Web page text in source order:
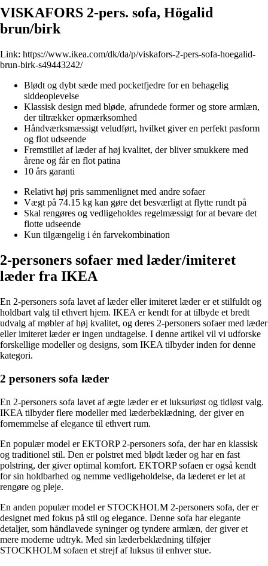
VISKAFORS 2-pers. sofa, Högalid
brun/birk
Link: https://www.ikea.com/dk/da/p/viskafors-2-pers-sofa-hoegalid-
brun-birk-s49443242/
Blødt og dybt sæde med pocketfjedre for en behagelig
siddeoplevelse
Klassisk design med bløde, afrundede former og store armlæn,
der tiltrækker opmærksomhed
Håndværksmæssigt veludført, hvilket giver en perfekt pasform
og flot udseende
Fremstillet af læder af høj kvalitet, der bliver smukkere med
årene og får en flot patina
10 års garanti
Relativt høj pris sammenlignet med andre sofaer
Vægt på 74.15 kg kan gøre det besværligt at flytte rundt på
Skal rengøres og vedligeholdes regelmæssigt for at bevare det
flotte udseende
Kun tilgængelig i én farvekombination
2-personers sofaer med læder/imiteret
læder fra IKEA
En 2-personers sofa lavet af læder eller imiteret læder er et stilfuldt og
holdbart valg til ethvert hjem. IKEA er kendt for at tilbyde et bredt
udvalg af møbler af høj kvalitet, og deres 2-personers sofaer med læder
eller imiteret læder er ingen undtagelse. I denne artikel vil vi udforske
forskellige modeller og designs, som IKEA tilbyder inden for denne
kategori.
2 personers sofa læder
En 2-personers sofa lavet af ægte læder er et luksuriøst og tidløst valg.
IKEA tilbyder flere modeller med læderbeklædning, der giver en
fornemmelse af elegance til ethvert rum.
En populær model er EKTORP 2-personers sofa, der har en klassisk
og traditionel stil. Den er polstret med blødt læder og har en fast
polstring, der giver optimal komfort. EKTORP sofaen er også kendt
for sin holdbarhed og nemme vedligeholdelse, da læderet er let at
rengøre og pleje.
En anden populær model er STOCKHOLM 2-personers sofa, der er
designet med fokus på stil og elegance. Denne sofa har elegante
detaljer, som håndlavede syninger og tyndere armlæn, der giver et
mere moderne udtryk. Med sin læderbeklædning tilføjer
STOCKHOLM sofaen et strejf af luksus til enhver stue.